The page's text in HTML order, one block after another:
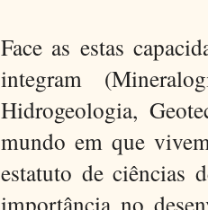
Face as estas
integram
Hidrogeologia,
mundo em que
estatuto de ciências
importância no